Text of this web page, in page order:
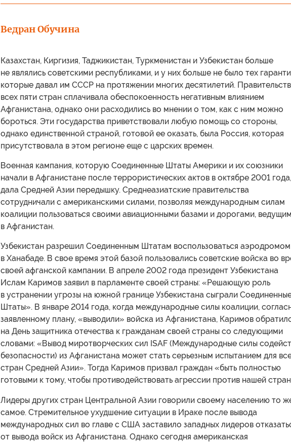
Ведран Обучина
Казахстан, Киргизия, Таджикистан, Туркменистан и Узбекистан больше
не являлись советскими республиками, и у них больше не было тех
которые давал им СССР на протяжении многих десятилетий.
всех пяти стран сплачивала обеспокоенность негативным влиянием
Афганистана, однако они расходились во мнении о том, как с ним можно
бороться. Эти государства приветствовали любую помощь со стороны,
однако единственной страной, готовой ее оказать, была Россия, которая
присутствовала в этом регионе еще с царских времен.
Военная кампания, которую Соединенные Штаты Америки и их союзники
начали в Афганистане после террористических актов в октябре 2001 года,
дала Средней Азии передышку. Среднеазиатские правительства
сотрудничали с американскими силами, позволяя международным силам
коалиции пользоваться своими авиационными базами и дорогами,
в Афганистан.
Узбекистан разрешил Соединенным Штатам воспользоваться аэродромом
в Ханабаде. В свое время этой базой пользовались советские войска во
своей афганской кампании. В апреле 2002 года президент Узбекистана
Ислам Каримов заявил в парламенте своей страны: «Решающую роль
в устранении угрозы на южной границе Узбекистана сыграли
Штаты». В январе 2014 года, когда международные силы коалиции,
заявленному плану, «выводили» войска из Афганистана, Каримов
на День защитника отечества к гражданам своей страны со следующими
словами: «Вывод миротворческих сил ISAF (Международные силы
безопасности) из Афганистана может стать серьезным испытанием для
стран Средней Азии». Тогда Каримов призвал граждан «быть полностью
готовыми к тому, чтобы противодействовать агрессии против нашей
Лидеры других стран Центральной Азии говорили своему населению то
самое. Стремительное ухудшение ситуации в Ираке после вывода
международных сил во главе с США заставило западных лидеров
от вывода войск из Афганистана. Однако сегодня американская